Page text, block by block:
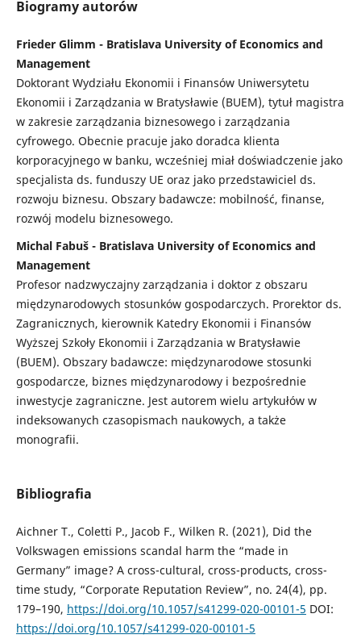
Biogramy autorów
Frieder Glimm - Bratislava University of Economics and
Management
Doktorant Wydziału Ekonomii i Finansów Uniwersytetu
Ekonomii i Zarządzania w Bratysławie (BUEM), tytuł magistra
w zakresie zarządzania biznesowego i zarządzania
cyfrowego. Obecnie pracuje jako doradca klienta
korporacyjnego w banku, wcześniej miał doświadczenie jako
specjalista ds. funduszy UE oraz jako przedstawiciel ds.
rozwoju biznesu. Obszary badawcze: mobilność, finanse,
rozwój modelu biznesowego.
Michal Fabuš - Bratislava University of Economics and
Management
Profesor nadzwyczajny zarządzania i doktor z obszaru
międzynarodowych stosunków gospodarczych. Prorektor ds.
Zagranicznych, kierownik Katedry Ekonomii i Finansów
Wyższej Szkoły Ekonomii i Zarządzania w Bratysławie
(BUEM). Obszary badawcze: międzynarodowe stosunki
gospodarcze, biznes międzynarodowy i bezpośrednie
inwestycje zagraniczne. Jest autorem wielu artykułów w
indeksowanych czasopismach naukowych, a także
monografii.
Bibliografia
Aichner T., Coletti P., Jacob F., Wilken R. (2021), Did the
Volkswagen emissions scandal harm the “made in
Germany” image? A cross-cultural, cross-products, cross-
time study, “Corporate Reputation Review”, no. 24(4), pp.
179–190, https://doi.org/10.1057/s41299-020-00101-5 DOI:
https://doi.org/10.1057/s41299-020-00101-5